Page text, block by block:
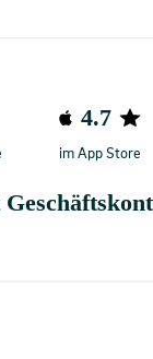
4.7
im App Store